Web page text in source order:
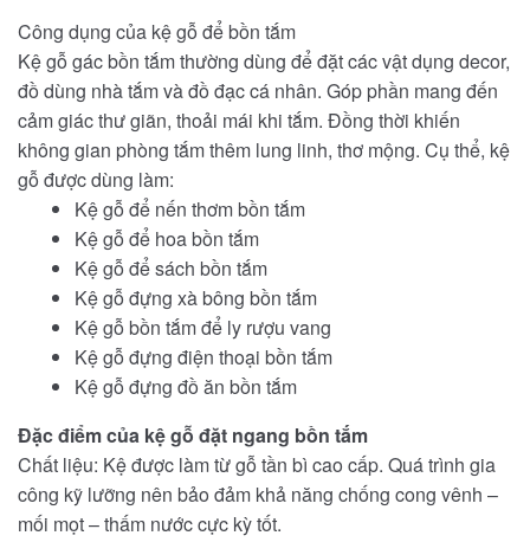
Công dụng của kệ gỗ để bồn tắm
Kệ gỗ gác bồn tắm thường dùng để đặt các vật dụng decor,
đồ dùng nhà tắm và đồ đạc cá nhân. Góp phần mang đến
cảm giác thư giãn, thoải mái khi tắm. Đồng thời khiến
không gian phòng tắm thêm lung linh, thơ mộng. Cụ thể, kệ
gỗ được dùng làm:
Kệ gỗ để nến thơm bồn tắm
Kệ gỗ để hoa bồn tắm
Kệ gỗ để sách bồn tắm
Kệ gỗ đựng xà bông bồn tắm
Kệ gỗ bồn tắm để ly rượu vang
Kệ gỗ đựng điện thoại bồn tắm
Kệ gỗ đựng đồ ăn bồn tắm
Đặc điểm của kệ gỗ đặt ngang bồn tắm
Chất liệu: Kệ được làm từ gỗ tần bì cao cấp. Quá trình gia
công kỹ lưỡng nên bảo đảm khả năng chống cong vênh –
mối mọt – thấm nước cực kỳ tốt.